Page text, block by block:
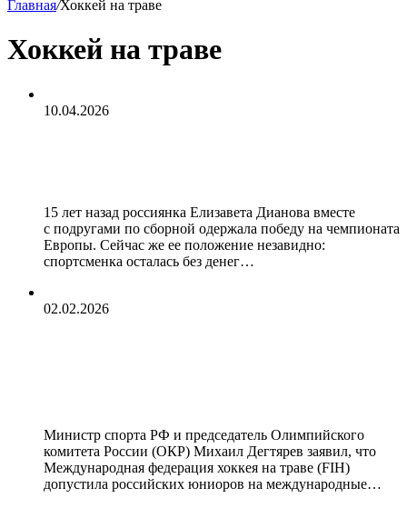
Главная/Хоккей на траве
Хоккей на траве
10.04.2026
15 лет назад россиянка Елизавета Дианова вместе
с подругами по сборной одержала победу на чемпионата
Европы. Сейчас же ее положение незавидно:
спортсменка осталась без денег…
02.02.2026
Министр спорта РФ и председатель Олимпийского
комитета России (ОКР) Михаил Дегтярев заявил, что
Международная федерация хоккея на траве (FIH)
допустила российских юниоров на международные…